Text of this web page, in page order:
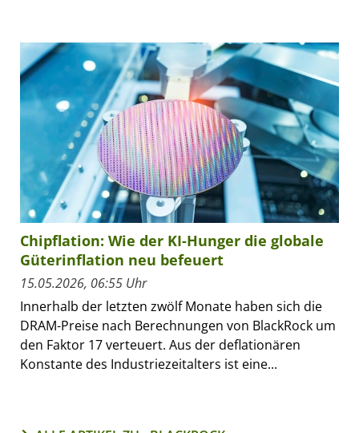
Chipflation: Wie der KI-Hunger die globale
Güterinflation neu befeuert
15.05.2026, 06:55 Uhr
Innerhalb der letzten zwölf Monate haben sich die
DRAM-Preise nach Berechnungen von BlackRock um
den Faktor 17 verteuert. Aus der deflationären
Konstante des Industriezeitalters ist eine...